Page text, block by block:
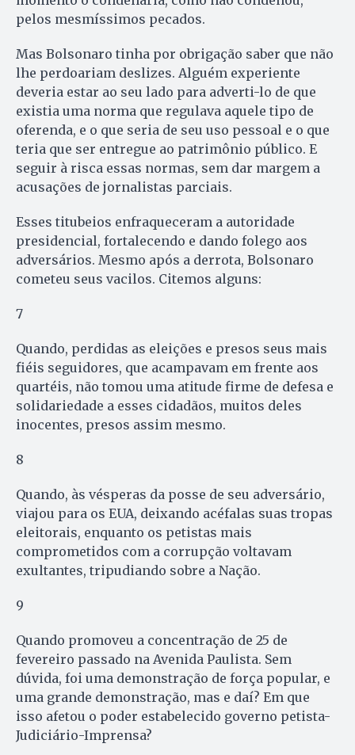
pelos mesmíssimos pecados.
Mas Bolsonaro tinha por obrigação saber que não
lhe perdoariam deslizes. Alguém experiente
deveria estar ao seu lado para adverti-lo de que
existia uma norma que regulava aquele tipo de
oferenda, e o que seria de seu uso pessoal e o que
teria que ser entregue ao patrimônio público. E
seguir à risca essas normas, sem dar margem a
acusações de jornalistas parciais.
Esses titubeios enfraqueceram a autoridade
presidencial, fortalecendo e dando folego aos
adversários. Mesmo após a derrota, Bolsonaro
cometeu seus vacilos. Citemos alguns:
7
Quando, perdidas as eleições e presos seus mais
fiéis seguidores, que acampavam em frente aos
quartéis, não tomou uma atitude firme de defesa e
solidariedade a esses cidadãos, muitos deles
inocentes, presos assim mesmo.
8
Quando, às vésperas da posse de seu adversário,
viajou para os EUA, deixando acéfalas suas tropas
eleitorais, enquanto os petistas mais
comprometidos com a corrupção voltavam
exultantes, tripudiando sobre a Nação.
9
Quando promoveu a concentração de 25 de
fevereiro passado na Avenida Paulista. Sem
dúvida, foi uma demonstração de força popular, e
uma grande demonstração, mas e daí? Em que
isso afetou o poder estabelecido governo petista-
Judiciário-Imprensa?